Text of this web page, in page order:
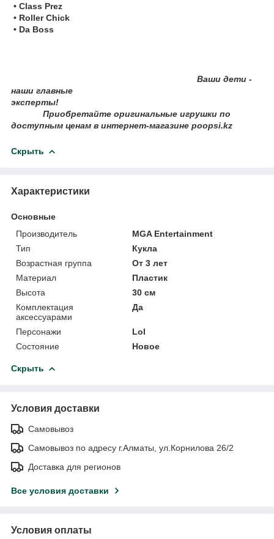
• Class Prez
• Roller Chick
• Da Boss
Ваши дети -
наши главные
эксперты!
Приобретайте оригинальные игрушки по
доступным ценам в интернет-магазине poopsi.kz
Скрыть
Характеристики
Основные
Производитель
MGA Entertainment
Тип
Кукла
Возрастная группа
От 3 лет
Материал
Пластик
Высота
30 см
Комплектация
аксессуарами
Да
Персонажи
Lol
Состояние
Новое
Скрыть
Условия доставки
Самовывоз
Самовывоз по адресу г.Алматы, ул.Корнилова 26/2
Доставка для регионов
Все условия доставки
Условия оплаты